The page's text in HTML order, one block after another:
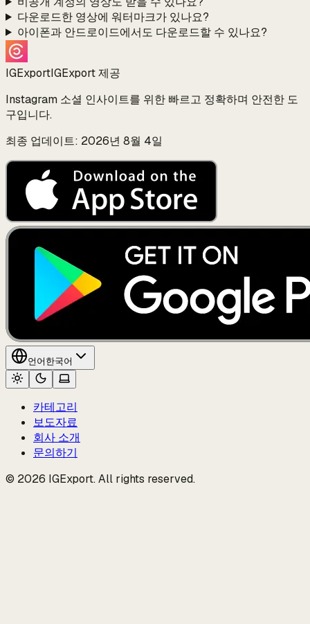
다운로드한 영상에 워터마크가 있나요?
아이폰과 안드로이드에서도 다운로드할 수 있나요?
IGExportIGExport 제공
Instagram 소셜 인사이트를 위한 빠르고 정확하며 안전한 도
구입니다.
최종 업데이트: 2026년 8월 4일
언어 한국어
카테고리
보도자료
회사 소개
문의하기
© 2026 IGExport. All rights reserved.